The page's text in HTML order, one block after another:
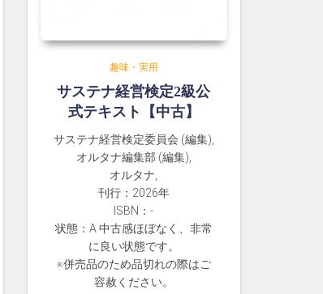
趣味・実用
サステナ経営検定2級公
式テキスト【中古】
サステナ経営検定委員会 (編集),
オルタナ編集部 (編集),
オルタナ,
刊行：2026年
ISBN：-
状態：A 中古感ほぼなく、非常
に良い状態です。
※併売品のため品切れの際はご
容赦ください。